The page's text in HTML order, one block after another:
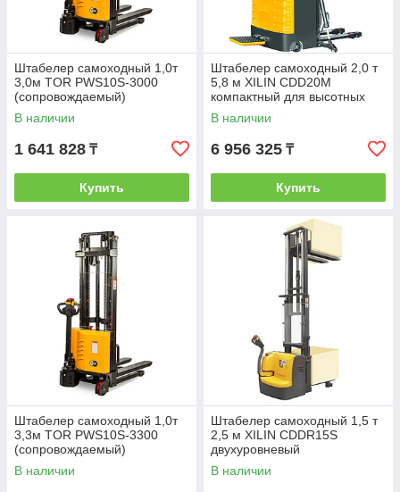
Штабелер самоходный 1,0т
3,0м TOR PWS10S-3000
(сопровождаемый)
В наличии
1 641 828 ₸
Купить
Штабелер самоходный 2,0 т
5,8 м XILIN CDD20M
компактный для высотных
работ (с платформой)
В наличии
6 956 325 ₸
Купить
Штабелер самоходный 1,0т
3,3м TOR PWS10S-3300
(сопровождаемый)
В наличии
Штабелер самоходный 1,5 т
2,5 м XILIN CDDR15S
двухуровневый
(сопровождаемый)
В наличии